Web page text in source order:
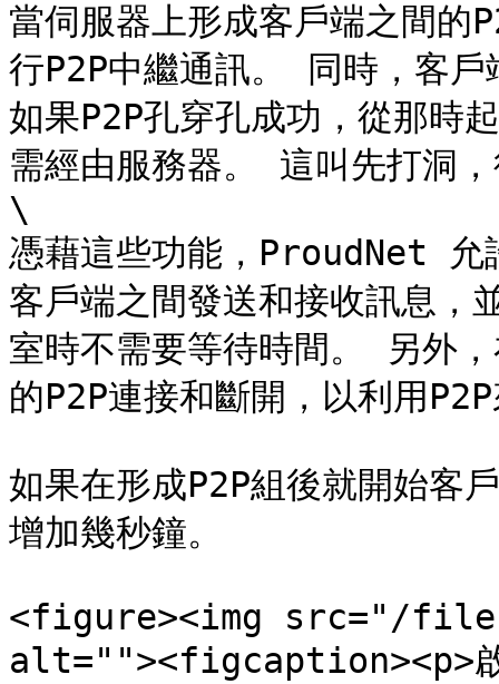
當伺服器上形成客戶端之間的
行P2P中繼通訊。 同時，客
如果P2P孔穿孔成功，從那時
需經由服務器。 這叫先打洞
\
憑藉這些功能，ProudNet 允
客戶端之間發送和接收訊息
室時不需要等待時間。 另外，
的P2P連接和斷開，以利用
如果在形成P2P組後就開始客
增加幾秒鐘。
<figure><img src="/files/
alt=""><figcaption><p>啟